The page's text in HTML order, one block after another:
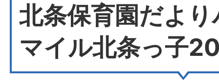
北条保育園だよ
マイル北条っ子